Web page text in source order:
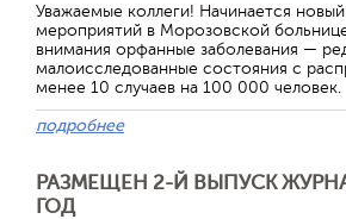
Уважаемые коллеги! Начинается
мероприятий в Морозовской
внимания орфанные заболевания —
малоисследованные состояния с
менее 10 случаев на 100 000 человек.
подробнее
РАЗМЕЩЕН 2-Й ВЫПУСК
ГОД